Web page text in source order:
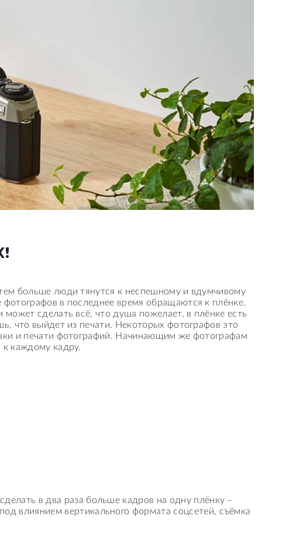
больше люди тянутся к неспешному и вдумчивому
в последнее время обращаются к плёнке.
сделать всё, что душа пожелает, в плёнке есть
что выйдет из печати. Некоторых фотографов это
и печати фотографий. Начинающим же фотографам
к каждому кадру.
в два раза больше кадров на одну плёнку –
влиянием вертикального формата соцсетей, съёмка